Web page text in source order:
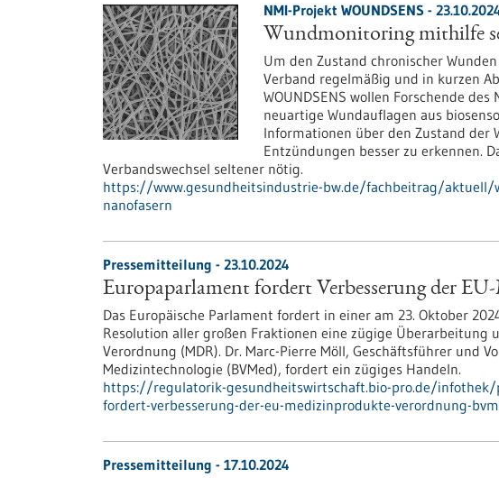
NMI-Projekt WOUNDSENS -
Wundmonitoring mithilfe
Um den Zustand chronischer
Verband regelmäßig und in kurzen
WOUNDSENS wollen Forschende
neuartige Wundauflagen aus
Informationen über den Zustand der
Entzündungen besser zu erkennen.
Verbandswechsel seltener nötig.
https://www.gesundheitsindustrie-bw.de/fachbeitrag/aktuell/
nanofasern
Pressemitteilung - 23.10.2024
Europaparlament fordert Verbesserung der
Das Europäische Parlament fordert in einer am 23. Oktober
Resolution aller großen Fraktionen eine zügige Überarbeitung
Verordnung (MDR). Dr. Marc-Pierre Möll, Geschäftsführer und
Medizintechnologie (BVMed), fordert ein zügiges Handeln.
https://regulatorik-gesundheitswirtschaft.bio-pro.de/
fordert-verbesserung-der-eu-medizinprodukte-verordnung-
Pressemitteilung - 17.10.2024